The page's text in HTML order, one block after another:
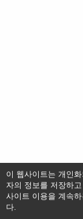
이 웹사이트는 개인
자의 정보를 저장하
사이트 이용을 계속
다.